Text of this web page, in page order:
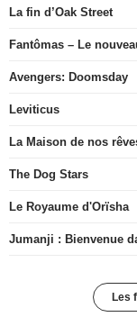
La fin d’Oak Street
Fantômas – Le
Avengers: Doomsday
Leviticus
La Maison de nos
The Dog Stars
Le Royaume d'Orïsha
Jumanji : Bienvenue
Les